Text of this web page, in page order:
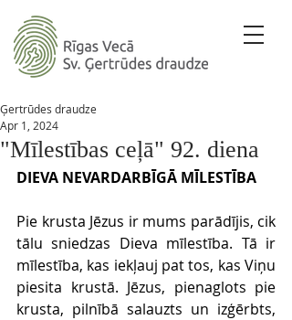
"Mīlestības ceļā" 92. diena
Ģertrūdes draudze
Apr 1, 2024
DIEVA NEVARDARBĪGĀ MĪLESTĪBA
Pie krusta Jēzus ir mums parādījis, cik
tālu sniedzas Dieva mīlestība. Tā ir
mīlestība, kas iekļauj pat tos, kas Viņu
piesita krustā. Jēzus, pienaglots pie
krusta, pilnībā salauzts un izģērbts,